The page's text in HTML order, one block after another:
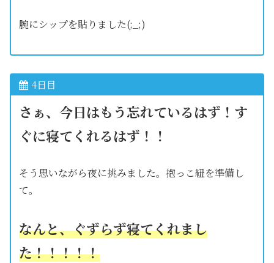
腕にシップを貼りました(;_;)
4日目
さぁ、今日はもう忘れているはず！す
ぐに寝てくれるはず！！
そう思いながら夜に挑みました。抱っこ紐を準備し
て。
なんと、ぐずらず寝てくれまし
た！！！！！